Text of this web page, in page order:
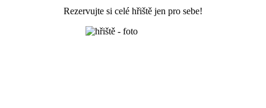
Rezervujte si celé hřiště jen pro sebe!